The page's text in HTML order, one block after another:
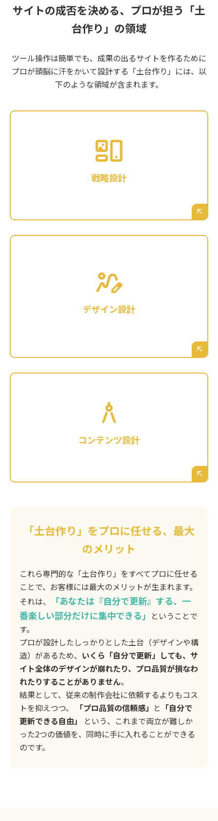
サイトの成否を決める、プロが担う「土
台作り」の領域
ツール操作は簡単でも、成果の出るサイトを作るために
プロが頭脳に汗をかいて設計する「土台作り」には、以
下のような領域が含まれます。
戦略設計
ディング）は何ですか？ ターゲットは誰です
か？ 大阪の競合とどう差別化しますか？ その目
的を達成するために、ユーザーをどう導けばお
問い合わせに繋がるのか。その「勝利への道
デザイン設計
のお客様に信頼感を与え、あなたの会社の“良
さ”を引き出すための、フォント選び、余白の取
り方、ボタンの配置、写真の見せ方など。ブラ
ンドイメージを構築し、ユーザーが迷わず使え
コンテンツ設計
各ページにどのような情報を、どのような順番
で配置すれば、ユーザーの心に響くのか？
SEO（検索エンジン対策）を意識した情報構造
や見出しをどう設計するか。サイトの”魂”を入
「土台作り」をプロに任せる、最大
のメリット
これら専門的な「土台作り」をすべてプロに任せる
ことで、お客様には最大のメリットが生まれます。
それは、
「あなたは『自分で更新』する、一
番楽しい部分だけに集中できる」 ということで
す。
プロが設計したしっかりとした土台（デザインや構
造）があるため、 いくら「自分で更新」しても、サ
イト全体のデザインが崩れたり、プロ品質が損なわ
れたりすることがありません。
結果として、従来の制作会社に依頼するよりもコス
トを抑えつつ、
「プロ品質の信頼感」 と 「自分で
更新できる自由」
という、これまで両立が難しか
った2つの価値を、同時に手に入れることができる
のです。